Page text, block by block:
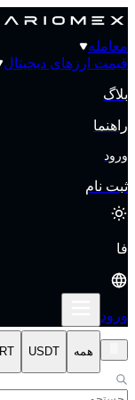
معامله
قیمت‌ ارزهای دیجیتال
بلاگ
راهنما
ورود
ثبت نام
فا
ورود
همه USDT
IRT